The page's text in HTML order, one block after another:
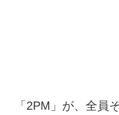
「2PM」が、全員